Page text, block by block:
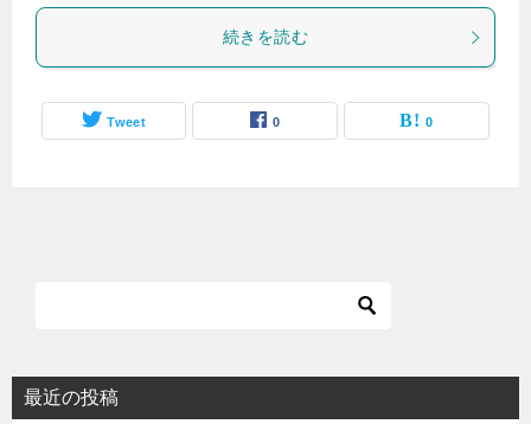
続きを読む
Tweet 0 0
最近の投稿